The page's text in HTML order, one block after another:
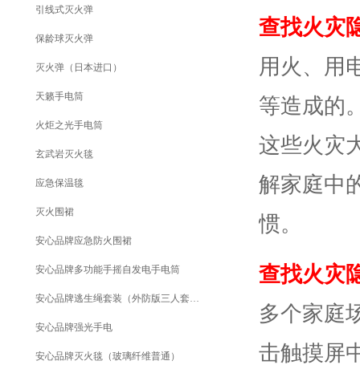
引线式灭火弹
保龄球灭火弹
灭火弹（日本进口）
天籁手电筒
火炬之光手电筒
玄武岩灭火毯
应急保温毯
灭火围裙
安心品牌应急防火围裙
安心品牌多功能手摇自发电手电筒
安心品牌逃生绳套装（外防版三人套装）
安心品牌强光手电
安心品牌灭火毯（玻璃纤维普通）
查找火灾
用火、用
等造成的
这些火灾
解家庭中
惯。
查找火灾
多个家庭
击触摸屏